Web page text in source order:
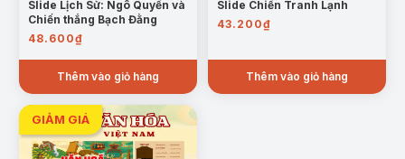
Slide Lịch Sử: Ngô Quyền và
Chiến thắng Bạch Đằng
48.600₫
Thêm vào giỏ hàng
Slide Chiến Tranh Lạnh
43.200₫
Thêm vào giỏ hàng